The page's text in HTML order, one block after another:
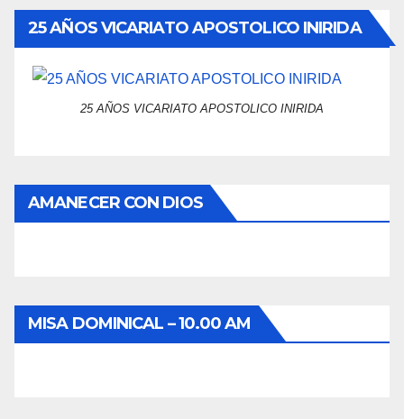
25 AÑOS VICARIATO APOSTOLICO INIRIDA
25 AÑOS VICARIATO APOSTOLICO INIRIDA
AMANECER CON DIOS
MISA DOMINICAL – 10.00 AM